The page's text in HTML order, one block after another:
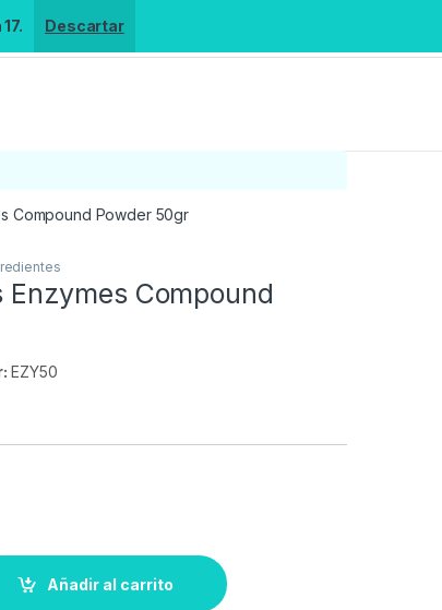
Descartar
Compound Powder 50gr
Enzymes Compound
EZY50
Añadir al carrito